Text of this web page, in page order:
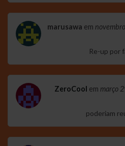
marusawa em
Re-up por
ZeroCool em março
poderiam